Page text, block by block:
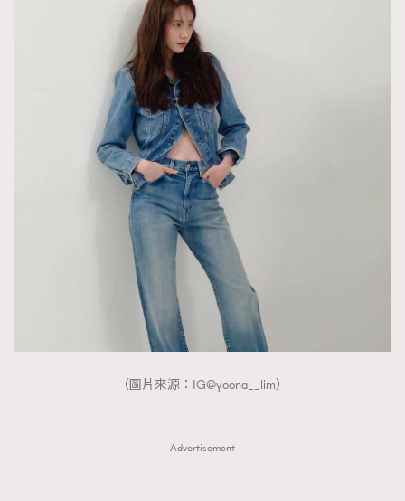
（圖片來源：IG@yoona__lim）
Advertisement